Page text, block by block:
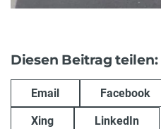
Diesen Beitrag teilen:
Email Facebook
Xing LinkedIn